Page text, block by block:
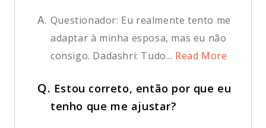
A. Questionador: Eu realmente tento me
adaptar à minha esposa, mas eu não
consigo. Dadashri: Tudo... Read More
Q. Estou correto, então por que eu
tenho que me ajustar?